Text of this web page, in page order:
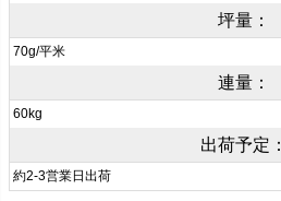
坪量：
70g/平米
連量：
60kg
出荷予定：
約2-3営業日出荷